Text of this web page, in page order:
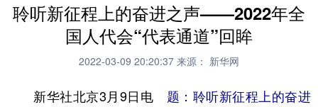
聆听新征程上的奋进之声——2022年全
国人代会“代表通道”回眸
2022-03-09 20:20:37 来源： 新华网
新华社北京3月9日电 题：聆听新征程上的奋进